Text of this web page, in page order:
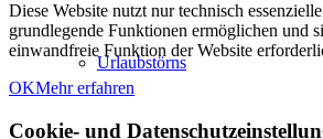
Urlaubstörns
Diese Website nutzt nur technisch
grundlegende Funktionen ermöglichen und
einwandfreie Funktion der Website
OKMehr erfahren
Cookie- und